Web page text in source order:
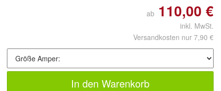
ab 110,00 €
inkl. MwSt.
Versandkosten nur 7,90 €
In den Warenkorb